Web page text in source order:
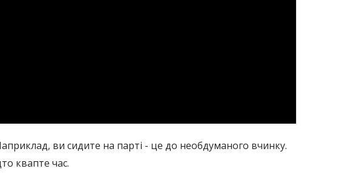
Наприклад, ви сидите на парті - це до необдуманого вчинку.
квапте час.